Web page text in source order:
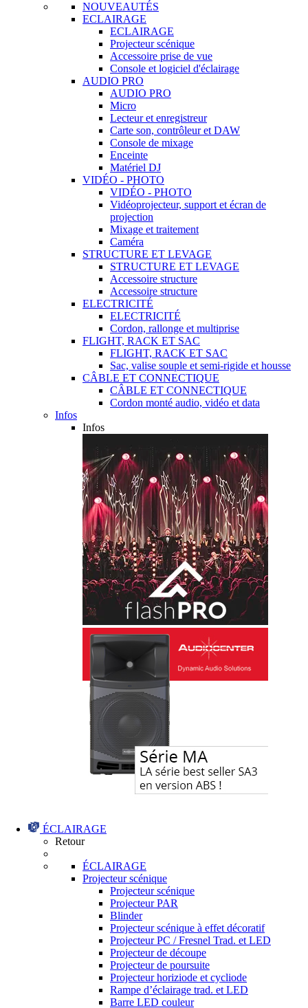
NOUVEAUTÉS
ECLAIRAGE
ECLAIRAGE
Projecteur scénique
Accessoire prise de vue
Console et logiciel d'éclairage
AUDIO PRO
AUDIO PRO
Micro
Lecteur et enregistreur
Carte son, contrôleur et DAW
Console de mixage
Enceinte
Matériel DJ
VIDÉO - PHOTO
VIDÉO - PHOTO
Vidéoprojecteur, support et écran de
projection
Mixage et traitement
Caméra
STRUCTURE ET LEVAGE
STRUCTURE ET LEVAGE
Accessoire structure
Accessoire structure
ELECTRICITÉ
ELECTRICITÉ
Cordon, rallonge et multiprise
FLIGHT, RACK ET SAC
FLIGHT, RACK ET SAC
Sac, valise souple et semi-rigide et housse
CÂBLE ET CONNECTIQUE
CÂBLE ET CONNECTIQUE
Cordon monté audio, vidéo et data
Infos
Infos
ÉCLAIRAGE
Retour
ÉCLAIRAGE
Projecteur scénique
Projecteur scénique
Projecteur PAR
Blinder
Projecteur scénique à effet décoratif
Projecteur PC / Fresnel Trad. et LED
Projecteur de découpe
Projecteur de poursuite
Projecteur horiziode et cycliode
Rampe d’éclairage trad. et LED
Barre LED couleur